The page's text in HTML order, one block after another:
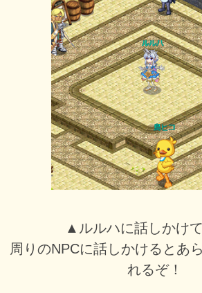
▲ルルハに話しかけて
周りのNPCに話しかけるとあ
れるぞ！